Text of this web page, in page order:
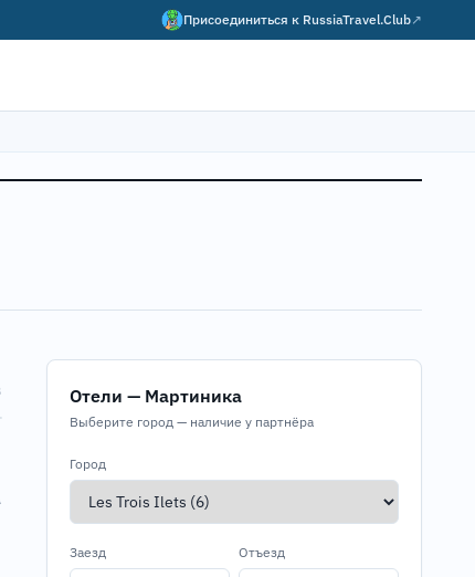
Присоединиться к RussiaTravel.Club↗
Отели — Мартиника
Выберите город — наличие у партнёра
Город
Заезд Отъезд